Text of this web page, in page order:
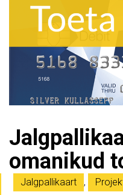
omanikud
Jalgpallikaart ,